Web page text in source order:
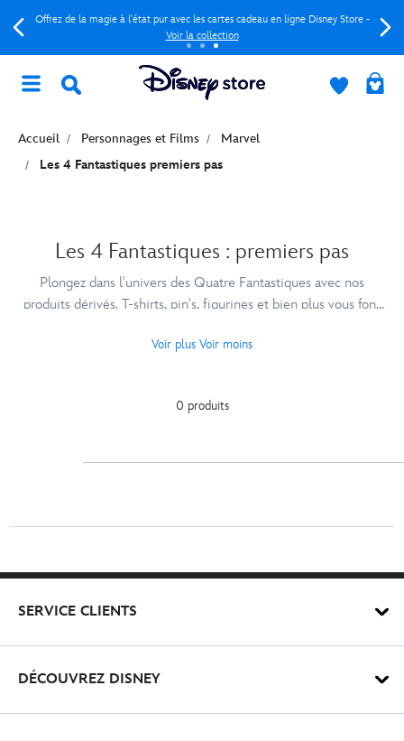
Offrez de la magie à l'état pur avec les cartes cadeau en ligne Disney Store -
Voir la collection
Accueil Personnages et Films
Marvel
Les 4 Fantastiques premiers pas
Les 4 Fantastiques : premiers pas
Plongez dans l'univers des Quatre Fantastiques avec nos
produits dérivés. T-shirts, pin's, figurines et bien plus vous font
Voir plus Voir moins
0 produits
SERVICE CLIENTS
DÉCOUVREZ DISNEY